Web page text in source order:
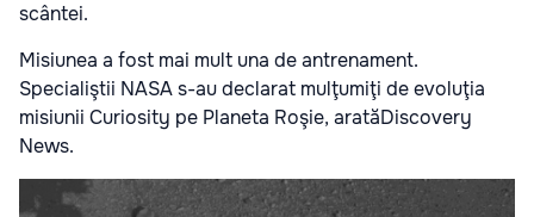
scântei.
Misiunea a fost mai mult una de antrenament.
Specialiştii NASA s-au declarat mulţumiţi de evoluţia
misiunii Curiosity pe Planeta Roşie, aratăDiscovery
News.